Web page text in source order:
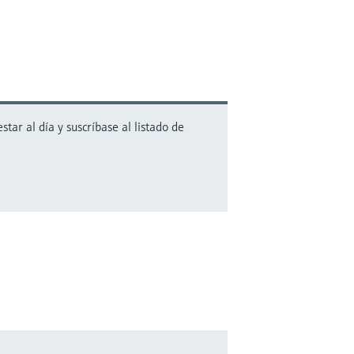
al día y suscríbase al listado de